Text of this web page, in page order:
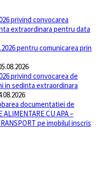
privind convocarea
extraordinara pentru data
pentru comunicarea prin
privind convocarea de
in sedinta extraordinara
documentatiei de
CU APA –
pe imobilul inscris